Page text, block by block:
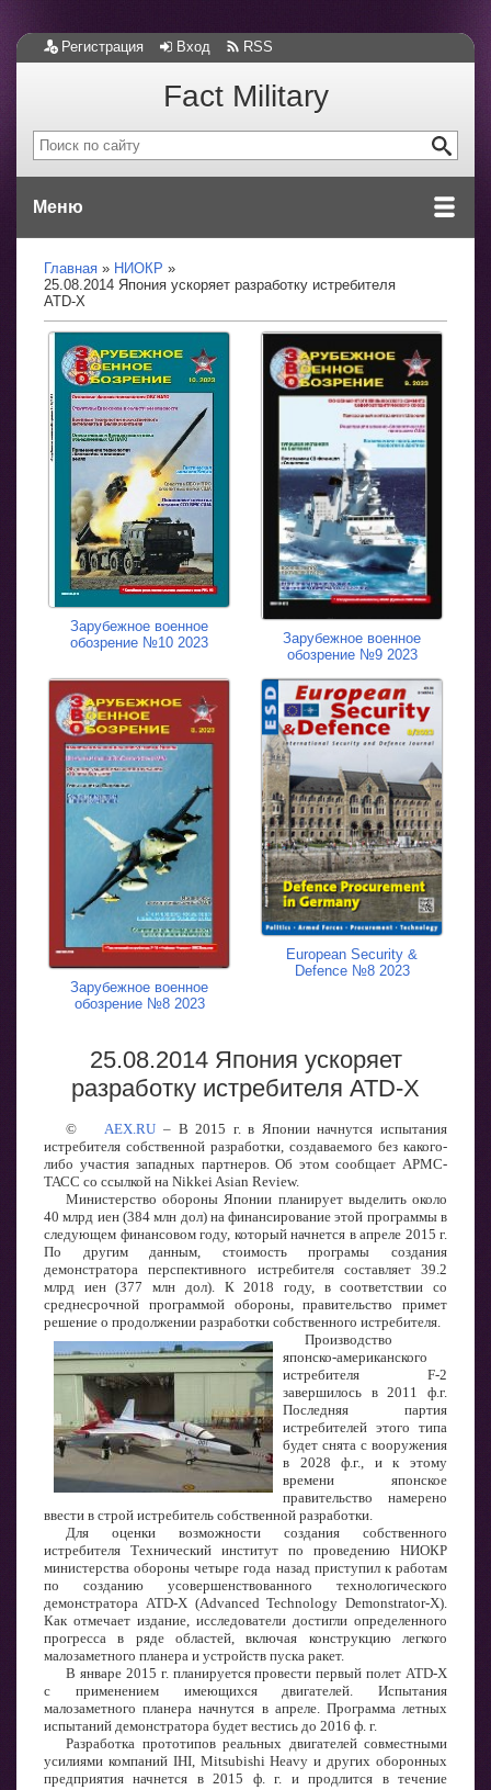
Регистрация Вход RSS
Fact Military
Меню
Главная
НИОКР
25.08.2014 Япония ускоряет разработку истребителя
ATD-X
Зарубежное военное
обозрение №10 2023
Зарубежное военное
обозрение №9 2023
Зарубежное военное
обозрение №8 2023
European Security &
Defence №8 2023
25.08.2014 Япония ускоряет
разработку истребителя ATD-X
© AEX.RU – В 2015 г. в Японии начнутся испытания
истребителя собственной разработки, создаваемого без какого-
либо участия западных партнеров. Об этом сообщает АРМС-
ТАСС со ссылкой на Nikkei Asian Review.
Министерство обороны Японии планирует выделить около
40 млрд иен (384 млн дол) на финансирование этой программы в
следующем финансовом году, который начнется в апреле 2015 г.
По другим данным, стоимость програмы создания
демонстратора перспективного истребителя составляет 39.2
млрд иен (377 млн дол). К 2018 году, в соответствии со
среднесрочной программой обороны, правительство примет
решение о продолжении разработки собственного истребителя.
Производство
японско-американского
истребителя F-2
завершилось в 2011 ф.г.
Последняя партия
истребителей этого типа
будет снята с вооружения
в 2028 ф.г., и к этому
времени японское
правительство намерено
ввести в строй истребитель собственной разработки.
Для оценки возможности создания собственного
истребителя Технический институт по проведению НИОКР
министерства обороны четыре года назад приступил к работам
по созданию усовершенствованного технологического
демонстратора ATD-X (Advanced Technology Demonstrator-X).
Как отмечает издание, исследователи достигли определенного
прогресса в ряде областей, включая конструкцию легкого
малозаметного планера и устройств пуска ракет.
В январе 2015 г. планируется провести первый полет ATD-X
с применением имеющихся двигателей. Испытания
малозаметного планера начнутся в апреле. Программа летных
испытаний демонстратора будет вестись до 2016 ф. г.
Разработка прототипов реальных двигателей совместными
усилиями компаний IHI, Mitsubishi Heavy и других оборонных
предприятия начнется в 2015 ф. г. и продлится в течение